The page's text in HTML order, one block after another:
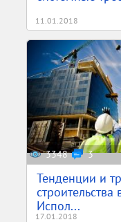
11.01.2018
3348 3
Тенденции и
строительства
Испол...
17.01.2018